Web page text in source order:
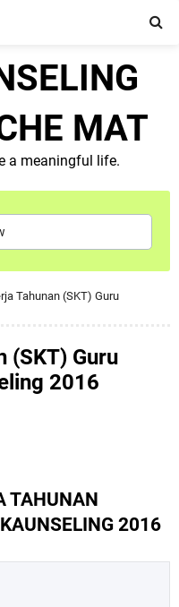
MAT
a meaningful life.
Tahunan (SKT) Guru
(SKT) Guru
2016
TAHUNAN
2016